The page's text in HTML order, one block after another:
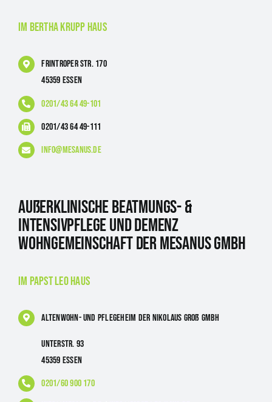
im Bertha Krupp Haus
Frintroper Str. 170
45359 Essen
0201/43 64 49-101
0201/43 64 49-111
info@mesanus.de
Außerklinische Beatmungs- &
Intensivpflege und Demenz
Wohngemeinschaft der Mesanus GmbH
im Papst Leo Haus
Altenwohn- und Pflegeheim der Nikolaus Groß GmbH
Unterstr. 93
45359 Essen
0201/60 900 170